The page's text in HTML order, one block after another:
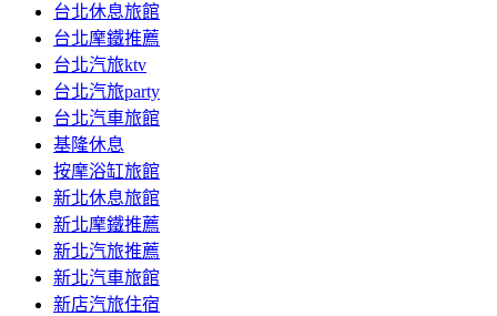
台北休息旅館
台北摩鐵推薦
台北汽旅ktv
台北汽旅party
台北汽車旅館
基隆休息
按摩浴缸旅館
新北休息旅館
新北摩鐵推薦
新北汽旅推薦
新北汽車旅館
新店汽旅住宿